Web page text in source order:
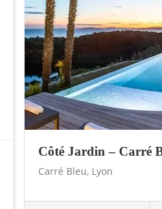
Côté Jardin – Carré
Carré Bleu, Lyon